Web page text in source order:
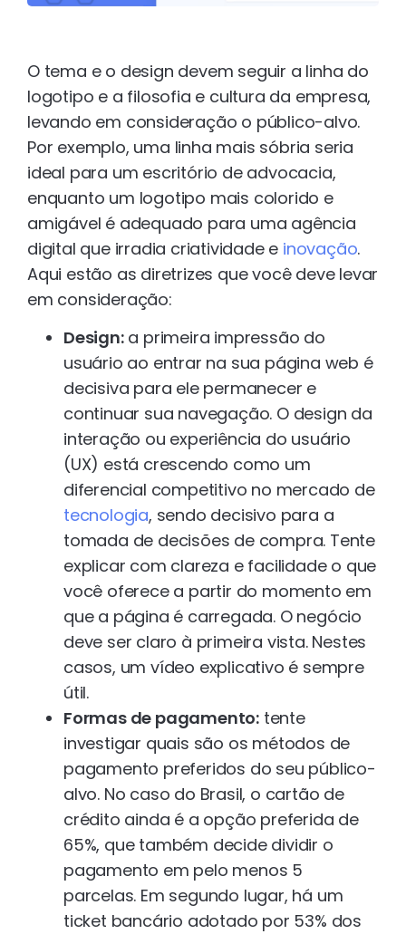
O tema e o design devem seguir a linha do
logotipo e a filosofia e cultura da empresa,
levando em consideração o público-alvo.
Por exemplo, uma linha mais sóbria seria
ideal para um escritório de advocacia,
enquanto um logotipo mais colorido e
amigável é adequado para uma agência
digital que irradia criatividade e inovação.
Aqui estão as diretrizes que você deve levar
em consideração:
Design:a primeira impressão do
usuário ao entrar na sua página web é
decisiva para ele permanecer e
continuar sua navegação. O design da
interação ou experiência do usuário
(UX) está crescendo como um
diferencial competitivo no mercado de
tecnologia, sendo decisivo para a
tomada de decisões de compra. Tente
explicar com clareza e facilidade o que
você oferece a partir do momento em
que a página é carregada. O negócio
deve ser claro à primeira vista. Nestes
casos, um vídeo explicativo é sempre
útil.
Formas de pagamento: tente
investigar quais são os métodos de
pagamento preferidos do seu público-
alvo. No caso do Brasil, o cartão de
crédito ainda é a opção preferida de
65%, que também decide dividir o
pagamento em pelo menos 5
parcelas. Em segundo lugar, há um
ticket bancário adotado por 53% dos